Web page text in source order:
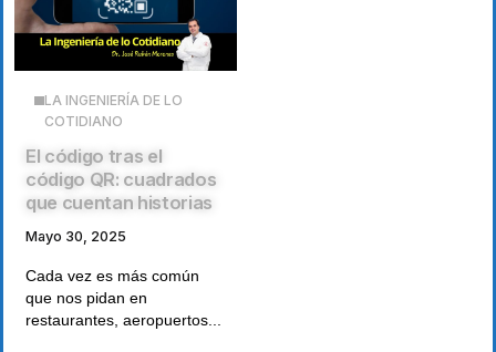
LA INGENIERÍA DE LO
COTIDIANO
El código tras el
código QR: cuadrados
que cuentan historias
Mayo 30, 2025
Cada vez es más común
que nos pidan en
restaurantes, aeropuertos...